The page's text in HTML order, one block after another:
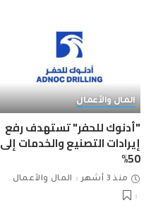
المال والأعمال
"أدنوك للحفر" تستهدف رفع
إيرادات التصنيع والخدمات إلى
50%
منذ 3 أشهر المال والأعمال